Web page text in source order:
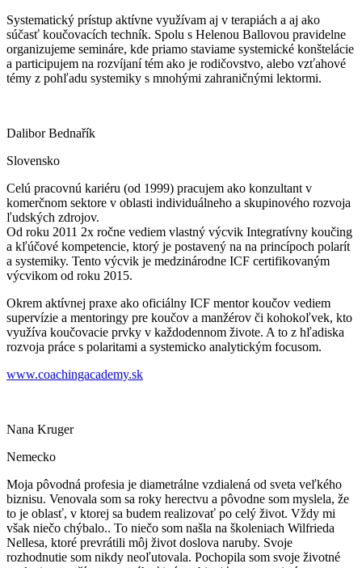
Systematický prístup aktívne využívam aj v terapiách a aj ako
súčasť koučovacích techník. Spolu s Helenou Ballovou pravidelne
organizujeme semináre, kde priamo staviame systemické konštelácie
a participujem na rozvíjaní tém ako je rodičovstvo, alebo vzťahové
témy z pohľadu systemiky s mnohými zahraničnými lektormi.
Dalibor Bednařík
Slovensko
Celú pracovnú kariéru (od 1999) pracujem ako konzultant v
komerčnom sektore v oblasti individuálneho a skupinového rozvoja
ľudských zdrojov.
Od roku 2011 2x ročne vediem vlastný výcvik Integratívny koučing
a kľúčové kompetencie, ktorý je postavený na na princípoch polarít
a systemiky. Tento výcvik je medzinárodne ICF certifikovaným
výcvikom od roku 2015.
Okrem aktívnej praxe ako oficiálny ICF mentor koučov vediem
supervízie a mentoringy pre koučov a manžérov či kohokoľvek, kto
využíva koučovacie prvky v každodennom živote. A to z hľadiska
rozvoja práce s polaritami a systemicko analytickým focusom.
www.coachingacademy.sk
Nana Kruger
Nemecko
Moja pôvodná profesia je diametrálne vzdialená od sveta veľkého
biznisu. Venovala som sa roky herectvu a pôvodne som myslela, že
to je oblasť, v ktorej sa budem realizovať po celý život. Vždy mi
však niečo chýbalo.. To niečo som našla na školeniach Wilfrieda
Nellesa, ktoré prevrátili môj život doslova naruby. Svoje
rozhodnutie som nikdy neoľutovala. Pochopila som svoje životné